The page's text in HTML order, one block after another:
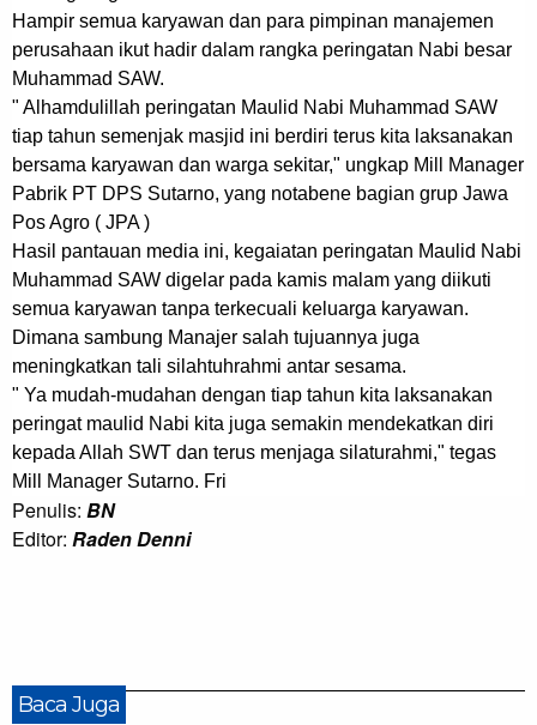
Hampir semua karyawan dan para pimpinan manajemen
perusahaan ikut hadir dalam rangka peringatan Nabi besar
Muhammad SAW.
" Alhamdulillah peringatan Maulid Nabi Muhammad SAW
tiap tahun semenjak masjid ini berdiri terus kita laksanakan
bersama karyawan dan warga sekitar," ungkap Mill Manager
Pabrik PT DPS Sutarno, yang notabene bagian grup Jawa
Pos Agro ( JPA )
Hasil pantauan media ini, kegaiatan peringatan Maulid Nabi
Muhammad SAW digelar pada kamis malam yang diikuti
semua karyawan tanpa terkecuali keluarga karyawan.
Dimana sambung Manajer salah tujuannya juga
meningkatkan tali silahtuhrahmi antar sesama.
" Ya mudah-mudahan dengan tiap tahun kita laksanakan
peringat maulid Nabi kita juga semakin mendekatkan diri
kepada Allah SWT dan terus menjaga silaturahmi," tegas
Mill Manager Sutarno. Fri
Penulis: BN
Editor: Raden Denni
Baca Juga